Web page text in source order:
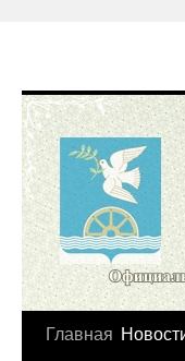
Перейти
Главная